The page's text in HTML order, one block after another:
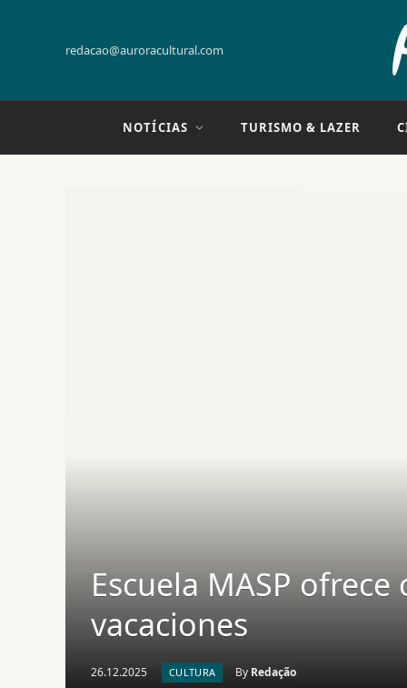
redacao@auroracultural.com
NOTÍCIAS TURISMO & LAZER
Escuela MASP
vacaciones
26.12.2025 CULTURA By Redação